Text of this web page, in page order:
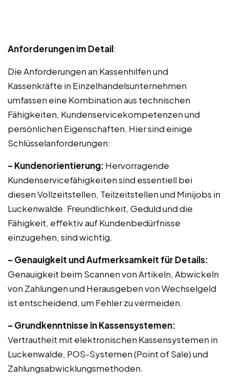
Anforderungen im Detail:
Die Anforderungen an Kassenhilfen und
Kassenkräfte in Einzelhandelsunternehmen
umfassen eine Kombination aus technischen
Fähigkeiten, Kundenservicekompetenzen und
persönlichen Eigenschaften. Hier sind einige
Schlüsselanforderungen:
– Kundenorientierung: Hervorragende
Kundenservicefähigkeiten sind essentiell bei
diesen Vollzeitstellen, Teilzeitstellen und Minijobs in
Luckenwalde. Freundlichkeit, Geduld und die
Fähigkeit, effektiv auf Kundenbedürfnisse
einzugehen, sind wichtig.
– Genauigkeit und Aufmerksamkeit für Details:
Genauigkeit beim Scannen von Artikeln, Abwickeln
von Zahlungen und Herausgeben von Wechselgeld
ist entscheidend, um Fehler zu vermeiden.
– Grundkenntnisse in Kassensystemen:
Vertrautheit mit elektronischen Kassensystemen in
Luckenwalde, POS-Systemen (Point of Sale) und
Zahlungsabwicklungsmethoden.